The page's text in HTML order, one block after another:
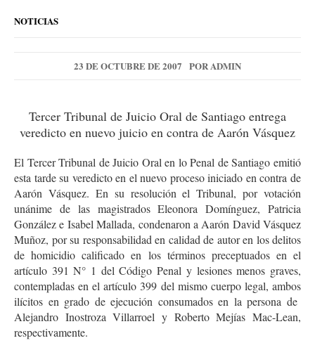
NOTICIAS
23 DE OCTUBRE DE 2007 PORADMIN
Tercer Tribunal de Juicio Oral de Santiago entrega
veredicto en nuevo juicio en contra de Aarón Vásquez
El Tercer Tribunal de Juicio Oral en lo Penal de Santiago emitió
esta tarde su veredicto en el nuevo proceso iniciado en contra de
Aarón Vásquez. En su resolución el Tribunal, por votación
unánime de las magistrados Eleonora Domínguez, Patricia
González e Isabel Mallada, condenaron a Aarón David Vásquez
Muñoz, por su responsabilidad en calidad de autor en los delitos
de homicidio calificado en los términos preceptuados en el
artículo 391 N° 1 del Código Penal y lesiones menos graves,
contempladas en el artículo 399 del mismo cuerpo legal, ambos
ilícitos en grado de ejecución consumados en la persona de
Alejandro Inostroza Villarroel y Roberto Mejías Mac-Lean,
respectivamente.